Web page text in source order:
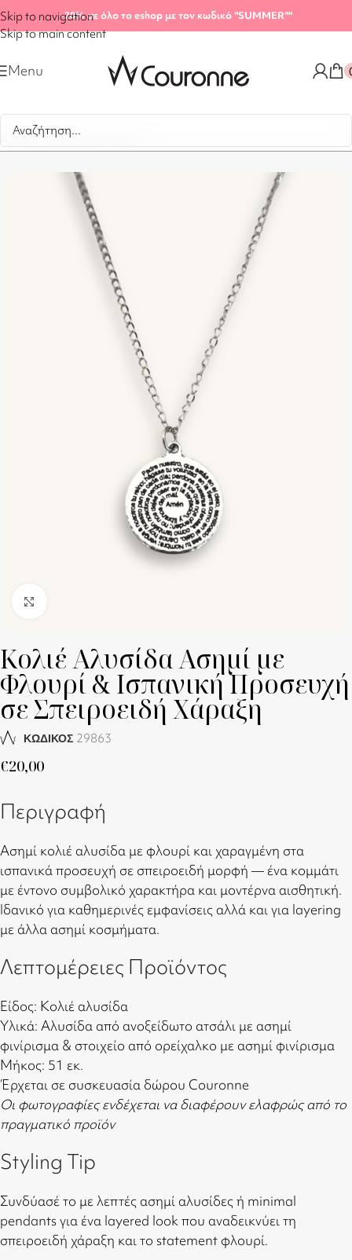
Skip to navigation
Skip to main content
-20%σε όλο το eshop με τον κωδικό "SUMMER""
Menu
Αρχική σελίδα
Κολιέ Αλυσίδα Ασημί με
Φλουρί & Ισπανική Προσευχή
σε Σπειροειδή Χάραξη
ΚΩΔΙΚΟΣ 29863
€20,00
Περιγραφή
Ασημί κολιέ αλυσίδα με φλουρί και χαραγμένη στα
ισπανικά προσευχή σε σπειροειδή μορφή — ένα κομμάτι
με έντονο συμβολικό χαρακτήρα και μοντέρνα αισθητική.
Ιδανικό για καθημερινές εμφανίσεις αλλά και για layering
με άλλα ασημί κοσμήματα.
Λεπτομέρειες Προϊόντος
Είδος: Κολιέ αλυσίδα
Υλικά: Αλυσίδα από ανοξείδωτο ατσάλι με ασημί
φινίρισμα & στοιχείο από ορείχαλκο με ασημί φινίρισμα
Μήκος: 51 εκ.
Έρχεται σε συσκευασία δώρου Couronne
Οι φωτογραφίες ενδέχεται να διαφέρουν ελαφρώς από το
πραγματικό προϊόν
Styling Tip
Συνδύασέ το με λεπτές ασημί αλυσίδες ή minimal
pendants για ένα layered look που αναδεικνύει τη
σπειροειδή χάραξη και το statement φλουρί.